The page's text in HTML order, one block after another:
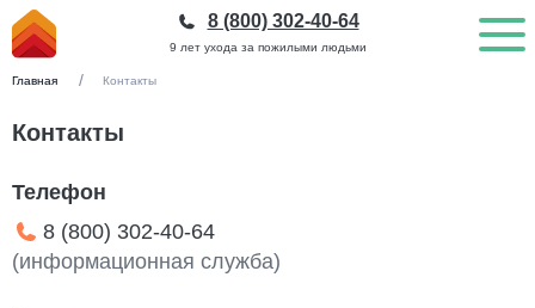
9 лет ухода за пожилыми людьми
8 (800) 302-40-64
Главная Контакты
Контакты
Телефон
8 (800) 302-40-64
(информационная служба)